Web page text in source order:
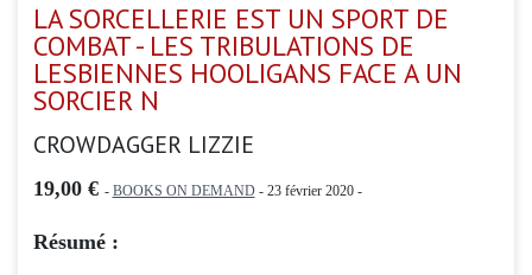
LA SORCELLERIE EST UN SPORT DE
COMBAT - LES TRIBULATIONS DE
LESBIENNES HOOLIGANS FACE A UN
SORCIER N
CROWDAGGER LIZZIE
19,00 € - BOOKS ON DEMAND- 23 février 2020 -
Résumé :